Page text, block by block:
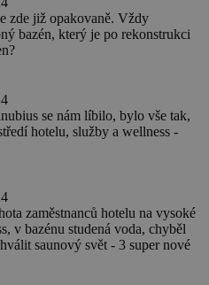
zde již opakovaně. Vždy
bazén, který je po rekonstrukci
se nám líbilo, bylo vše tak,
hotelu, služby a wellness -
zaměstnanců hotelu na vysoké
v bazénu studená voda, chyběl
saunový svět - 3 super nové